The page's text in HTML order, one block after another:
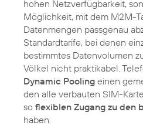
hohen Netzverfügbarkeit,
Möglichkeit, mit dem M2M-
Datenmengen passgenau
Standardtarife, bei denen
bestimmtes Datenvolumen
Völkel nicht praktikabel.
Dynamic Pooling einen
den alle verbauten SIM-
so flexiblen Zugang zu den
haben.